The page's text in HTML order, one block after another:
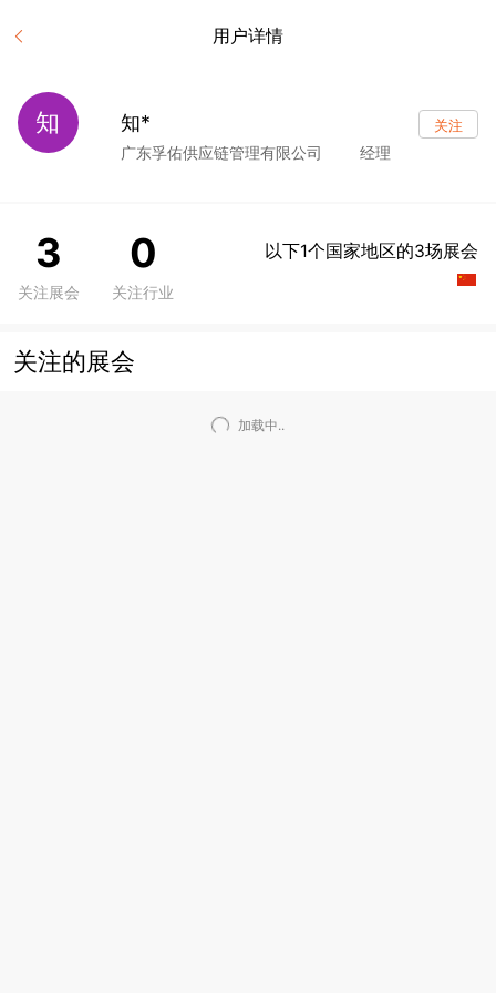
用户详情
知 知*
广东孚佑供应链管理有限公司 经理
关注
3
关注展会
0
关注行业
以下1个国家地区的3场展会
关注的展会
加载中..